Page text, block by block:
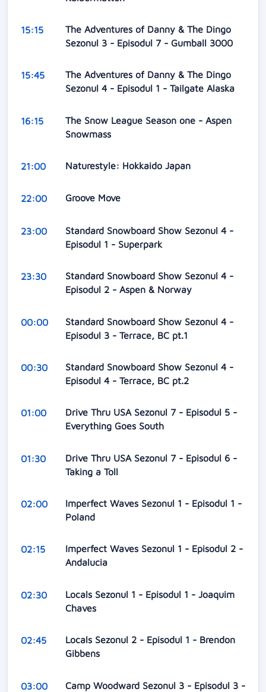
15:15
The Adventures of Danny & The Dingo
Sezonul 3 - Episodul 7 - Gumball 3000
15:45
The Adventures of Danny & The Dingo
Sezonul 4 - Episodul 1 - Tailgate Alaska
16:15
The Snow League Season one - Aspen
Snowmass
21:00 Naturestyle: Hokkaido Japan
22:00 Groove Move
23:00
Standard Snowboard Show Sezonul 4 -
Episodul 1 - Superpark
23:30
Standard Snowboard Show Sezonul 4 -
Episodul 2 - Aspen & Norway
00:00
Standard Snowboard Show Sezonul 4 -
Episodul 3 - Terrace, BC pt.1
00:30
Standard Snowboard Show Sezonul 4 -
Episodul 4 - Terrace, BC pt.2
01:00
Drive Thru USA Sezonul 7 - Episodul 5 -
Everything Goes South
01:30
Drive Thru USA Sezonul 7 - Episodul 6 -
Taking a Toll
02:00
Imperfect Waves Sezonul 1 - Episodul 1 -
Poland
02:15
Imperfect Waves Sezonul 1 - Episodul 2 -
Andalucia
02:30
Locals Sezonul 1 - Episodul 1 - Joaquim
Chaves
02:45
Locals Sezonul 2 - Episodul 1 - Brendon
Gibbens
03:00
Camp Woodward Sezonul 3 - Episodul 3 -